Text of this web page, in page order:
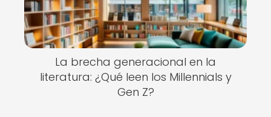
La brecha generacional en la
literatura: ¿Qué leen los Millennials y
Gen Z?